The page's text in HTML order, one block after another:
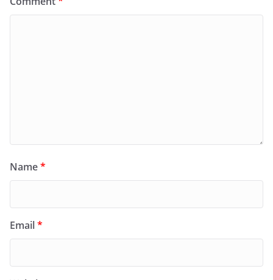
Name*
Email*